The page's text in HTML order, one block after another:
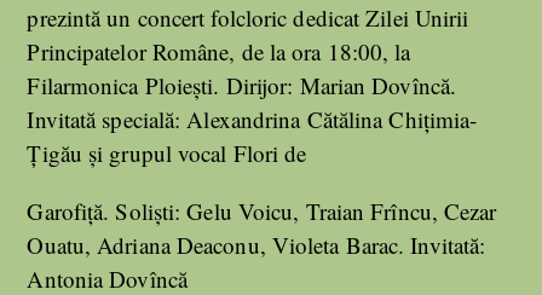
prezintă un concert folcloric dedicat Zilei Unirii
Principatelor Române, de la ora 18:00, la
Filarmonica Ploiești. Dirijor: Marian Dovîncă.
Invitată specială: Alexandrina Cătălina Chițimia-
Țigău și grupul vocal Flori de
Garofiță. Soliști: Gelu Voicu, Traian Frîncu, Cezar
Ouatu, Adriana Deaconu, Violeta Barac. Invitată:
Antonia Dovîncă